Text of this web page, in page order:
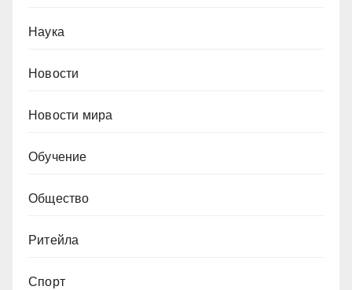
Наука
Новости
Новости мира
Обучение
Общество
Ритейла
Спорт